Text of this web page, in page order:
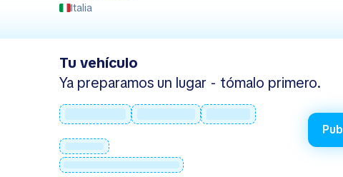
Italia
Tu vehículo
Ya preparamos un lugar - tómalo primero.